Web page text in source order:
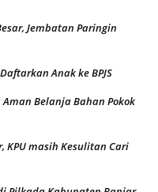
Jembatan Paringin
Anak ke BPJS
Aman Belanja Bahan Pokok
KPU masih Kesulitan Cari